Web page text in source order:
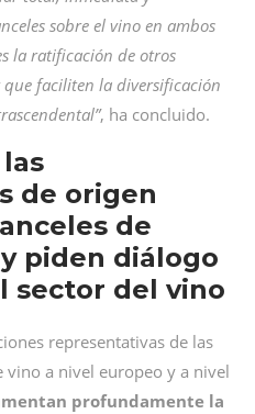
sobre el vino en ambos
la ratificación de otros
faciliten la diversificación
, ha concluido.
las
de origen
de
piden diálogo
sector del vino
representativas de las
a nivel europeo y a nivel
profundamente la